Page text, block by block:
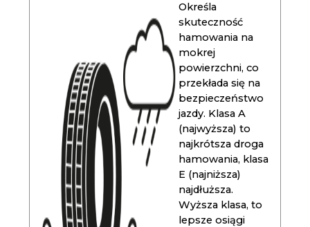
Określa
skuteczność
hamowania na
mokrej
powierzchni, co
przekłada się na
bezpieczeństwo
jazdy. Klasa A
(najwyższa) to
najkrótsza droga
hamowania, klasa
E (najniższa)
najdłuższa.
Wyższa klasa, to
lepsze osiągi